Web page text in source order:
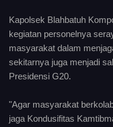
Kapolsek Blahbatuh
kegiatan personelnya
masyarakat dalam
sekitarnya juga menjadi
Presidensi G20.
"Agar masyarakat
jaga Kondusifitas